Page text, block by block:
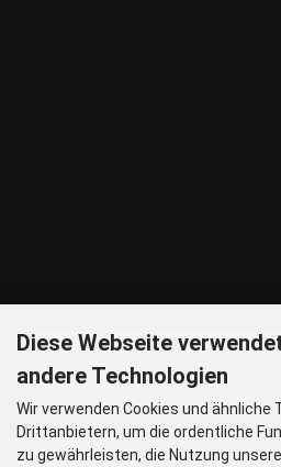
GOOGLE MAPS
Diese Webseite
andere Technologien
Wir verwenden Cookies und ähnliche
Drittanbietern, um die ordentliche
zu gewährleisten, die Nutzung